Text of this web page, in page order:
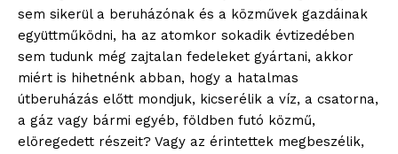
sem sikerül a beruházónak és a közművek gazdáinak
együttműködni, ha az atomkor sokadik évtizedében
sem tudunk még zajtalan fedeleket gyártani, akkor
miért is hihetnénk abban, hogy a hatalmas
útberuházás előtt mondjuk, kicserélik a víz, a csatorna,
a gáz vagy bármi egyéb, földben futó közmű,
elöregedett részeit? Vagy az érintettek megbeszélik,